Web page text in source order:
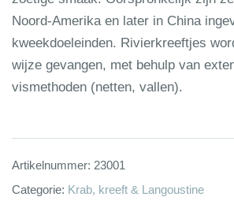
Noord-Amerika en later in China
kweekdoeleinden. Rivierkreeftjes
wijze gevangen, met behulp van
vismethoden (netten, vallen).
Artikelnummer: 23001
Categorie: Krab, kreeft & Langoustine